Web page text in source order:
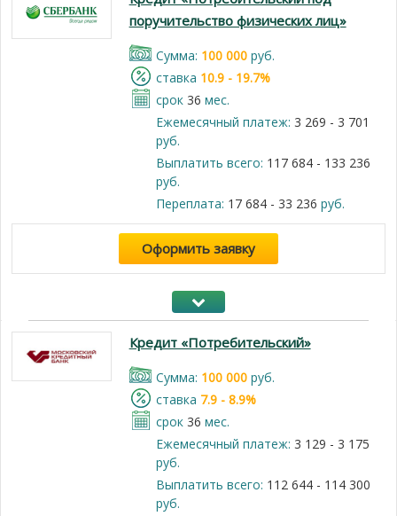
поручительство физических лиц»
Cумма: 100 000руб.
cтавка 10.9 - 19.7%
срок 36 мес.
Ежемесячный платеж: 3 269 - 3 701
руб.
Выплатить всего: 117 684 - 133 236
руб.
Переплата: 17 684 - 33 236 руб.
Оформить заявку
Кредит «Потребительский»
Cумма: 100 000руб.
cтавка 7.9 - 8.9%
срок 36 мес.
Ежемесячный платеж: 3 129 - 3 175
руб.
Выплатить всего: 112 644 - 114 300
руб.